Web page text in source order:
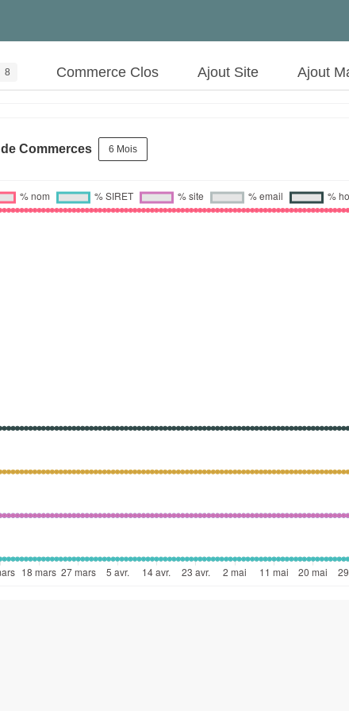
8 Commerce Clos Ajout Site Ajout
Commerces 6 Mois